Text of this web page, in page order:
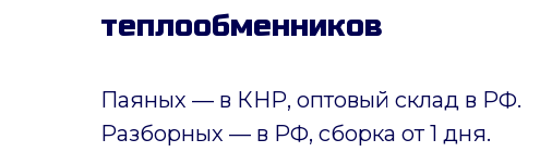
теплообменников
Паяных — в КНР, оптовый склад в РФ.
Разборных — в РФ, сборка от 1 дня.